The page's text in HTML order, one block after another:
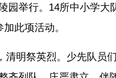
园举行。14所中小学大
此项活动。
清明祭英烈。少先队员